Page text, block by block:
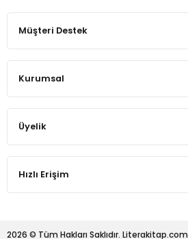
Mirası
Müşteri Destek
Kurumsal
Üyelik
Hızlı Erişim
2026 © Tüm Hakları Saklıdır. Literakitap.com